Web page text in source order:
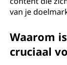
van je
Waarom
cruciaal